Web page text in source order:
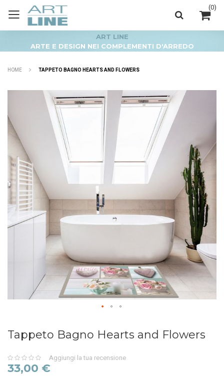
(0)
ART LINE
ARTE E DESIGN NEI COMPLEMENTI D'ARREDO
HOME TAPPETO BAGNO HEARTS AND FLOWERS
Tappeto Bagno Hearts and Flowers
0%
Aggiungi la tua recensione
33,00 €